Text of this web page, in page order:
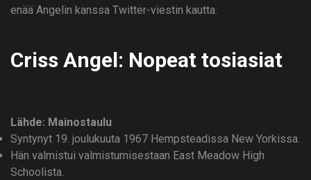
enää Angelin kanssa Twitter-viestin kautta.
Criss Angel: Nopeat tosiasiat
Lähde: Mainostaulu
Syntynyt 19. joulukuuta 1967 Hempsteadissa New Yorkissa.
Hän valmistui valmistumisestaan ​​East Meadow High
Schoolista.